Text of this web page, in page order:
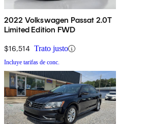
2022 Volkswagen Passat 2.0T
Limited Edition FWD
$16,514 Trato justo
Incluye tarifas de conc.